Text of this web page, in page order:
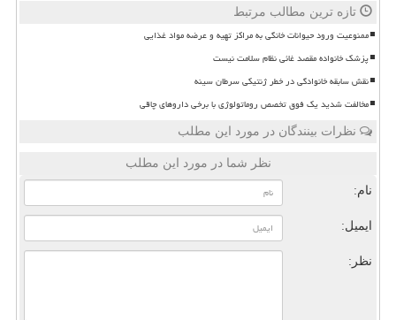
تازه ترین مطالب مرتبط
ممنوعیت ورود حیوانات خانگی به مراکز تهیه و عرضه مواد غذایی
پزشک خانواده مقصد غائی نظام سلامت نیست
نقش سابقه خانوادگی در خطر ژنتیکی سرطان سینه
مخالفت شدید یک فوق تخصص روماتولوژی با برخی داروهای چاقی
نظرات بینندگان در مورد این مطلب
نظر شما در مورد این مطلب
نام:
ایمیل:
نظر: